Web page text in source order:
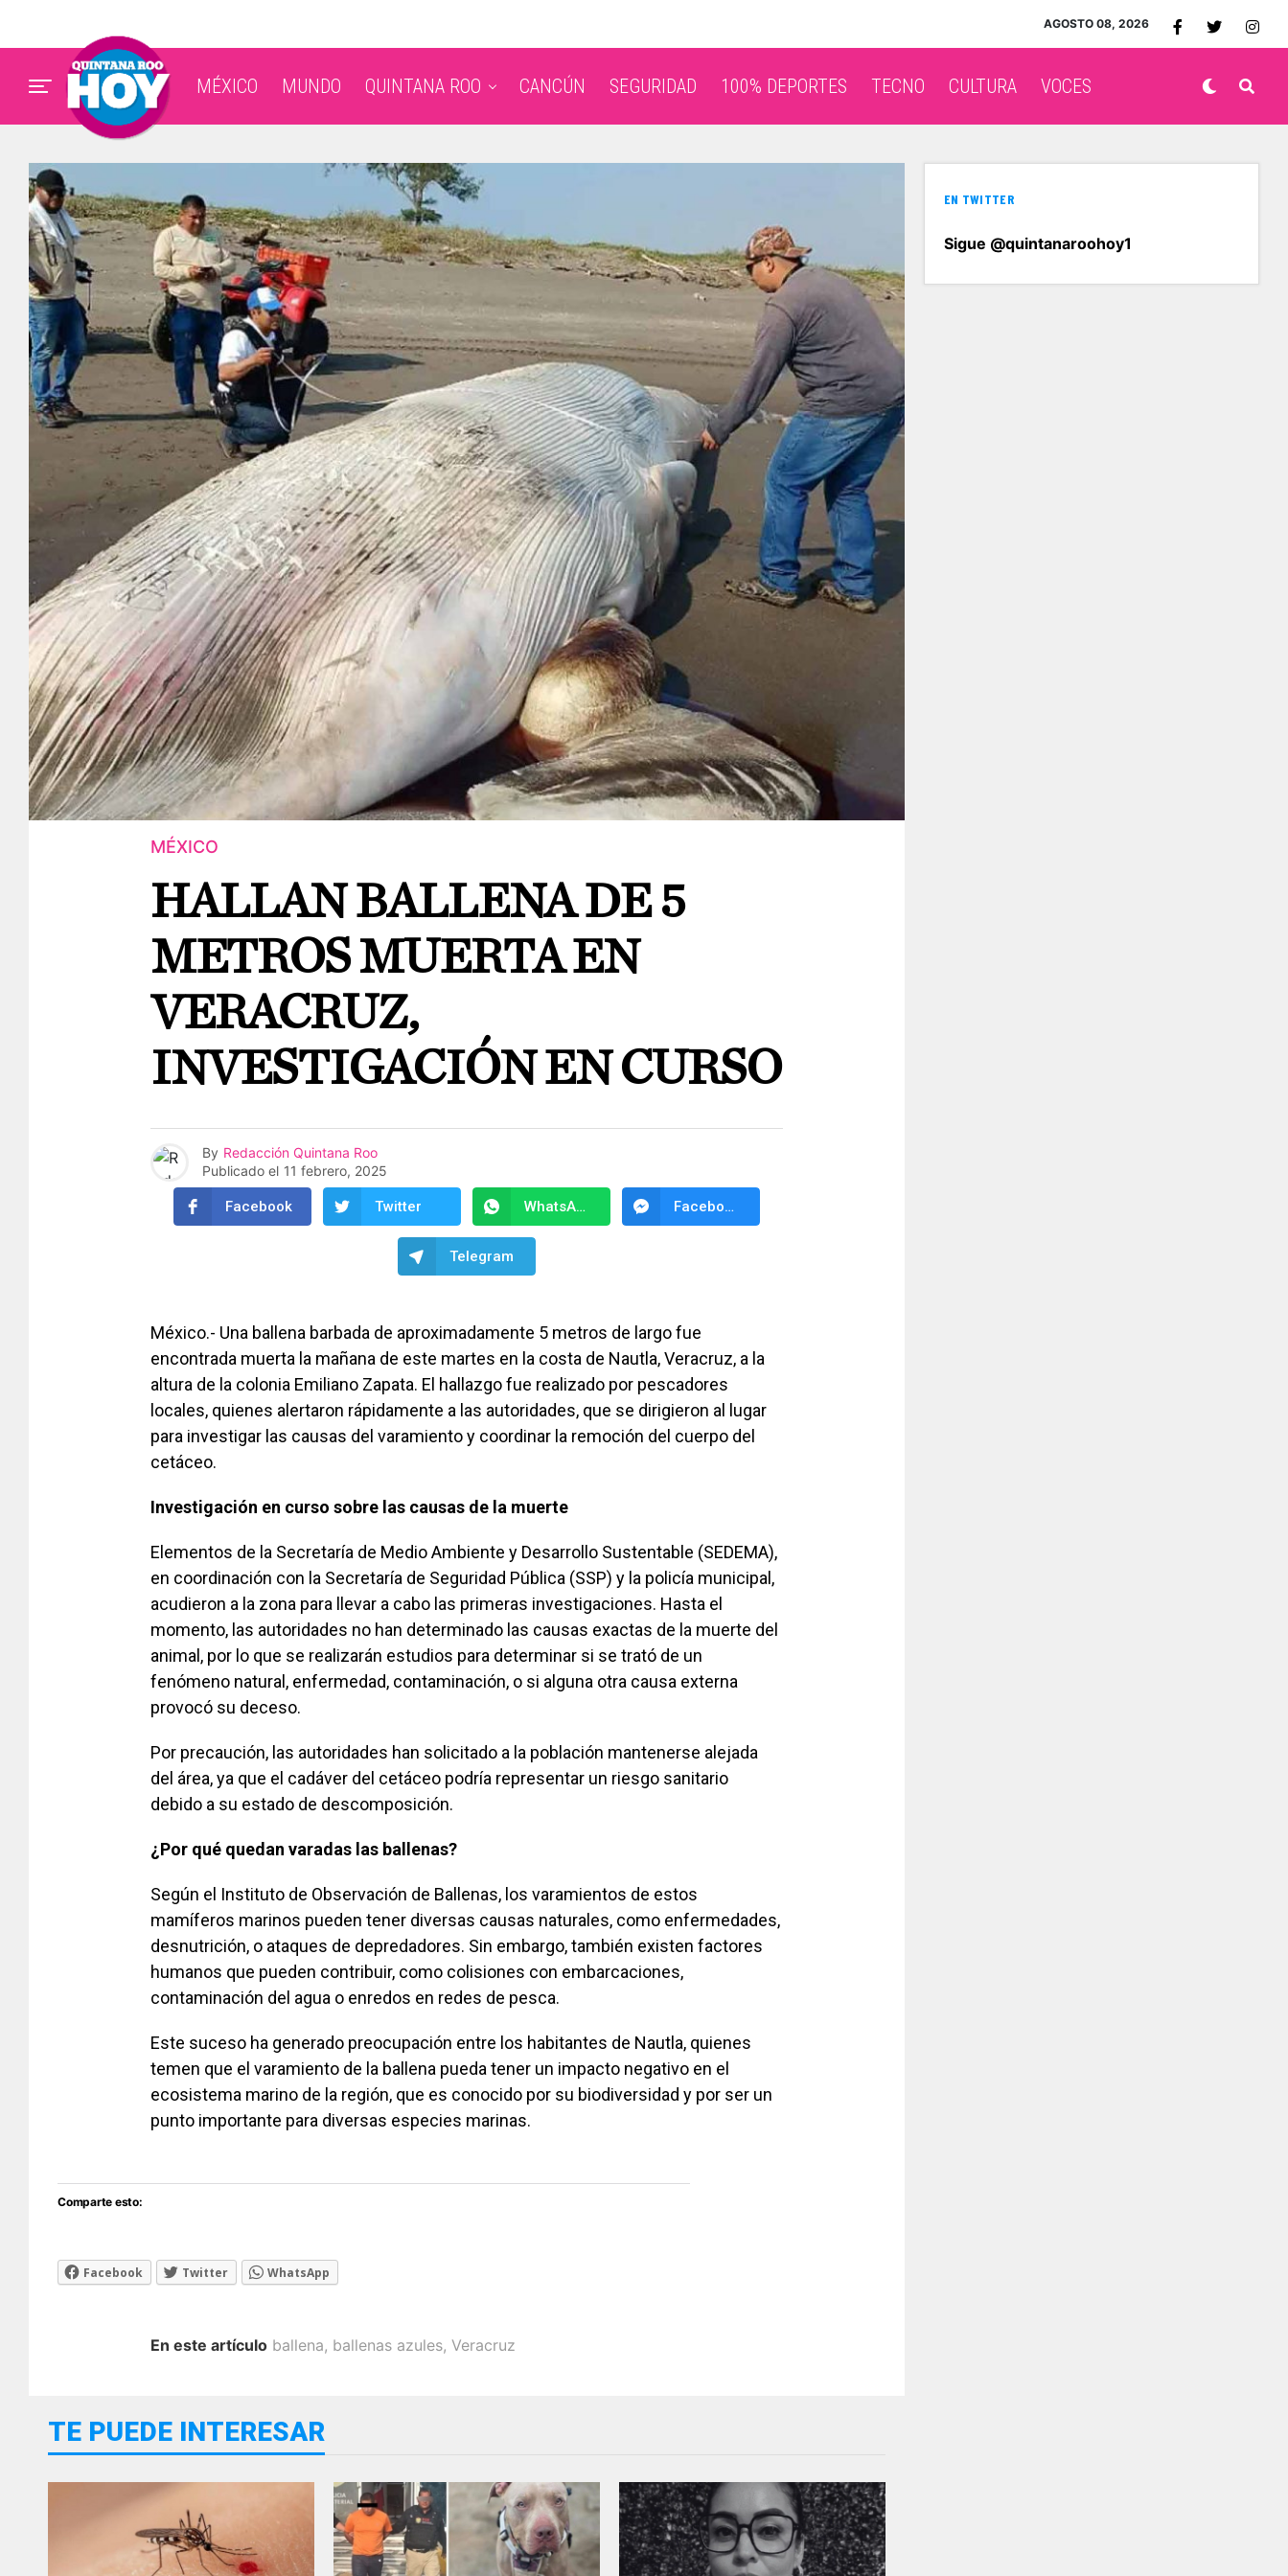
AGOSTO 08, 2026
MÉXICO MUNDO QUINTANA ROO CANCÚN SEGURIDAD 100% DEPORTES TECNO CULTURA VOCES
MÉXICO
HALLAN BALLENA DE 5
METROS MUERTA EN
VERACRUZ,
INVESTIGACIÓN EN CURSO
By Redacción Quintana Roo
Publicado el 11 febrero, 2025
Facebook Twitter WhatsApp Facebook Messenger
Telegram
México.- Una ballena barbada de aproximadamente 5 metros de largo fue
encontrada muerta la mañana de este martes en la costa de Nautla, Veracruz, a la
altura de la colonia Emiliano Zapata. El hallazgo fue realizado por pescadores
locales, quienes alertaron rápidamente a las autoridades, que se dirigieron al lugar
para investigar las causas del varamiento y coordinar la remoción del cuerpo del
cetáceo.
Investigación en curso sobre las causas de la muerte
Elementos de la Secretaría de Medio Ambiente y Desarrollo Sustentable (SEDEMA),
en coordinación con la Secretaría de Seguridad Pública (SSP) y la policía municipal,
acudieron a la zona para llevar a cabo las primeras investigaciones. Hasta el
momento, las autoridades no han determinado las causas exactas de la muerte del
animal, por lo que se realizarán estudios para determinar si se trató de un
fenómeno natural, enfermedad, contaminación, o si alguna otra causa externa
provocó su deceso.
Por precaución, las autoridades han solicitado a la población mantenerse alejada
del área, ya que el cadáver del cetáceo podría representar un riesgo sanitario
debido a su estado de descomposición.
¿Por qué quedan varadas las ballenas?
Según el Instituto de Observación de Ballenas, los varamientos de estos
mamíferos marinos pueden tener diversas causas naturales, como enfermedades,
desnutrición, o ataques de depredadores. Sin embargo, también existen factores
humanos que pueden contribuir, como colisiones con embarcaciones,
contaminación del agua o enredos en redes de pesca.
Este suceso ha generado preocupación entre los habitantes de Nautla, quienes
temen que el varamiento de la ballena pueda tener un impacto negativo en el
ecosistema marino de la región, que es conocido por su biodiversidad y por ser un
punto importante para diversas especies marinas.
Comparte esto:
Facebook Twitter WhatsApp
En este artículo ballena, ballenas azules, Veracruz
TE PUEDE INTERESAR
EN TWITTER
Sigue @quintanaroohoy1